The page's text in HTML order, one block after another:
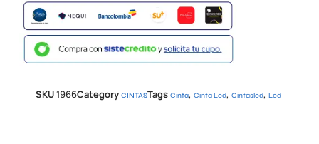
SKU1966Category CINTASTags Cinta, Cinta Led, Cintasled, Led